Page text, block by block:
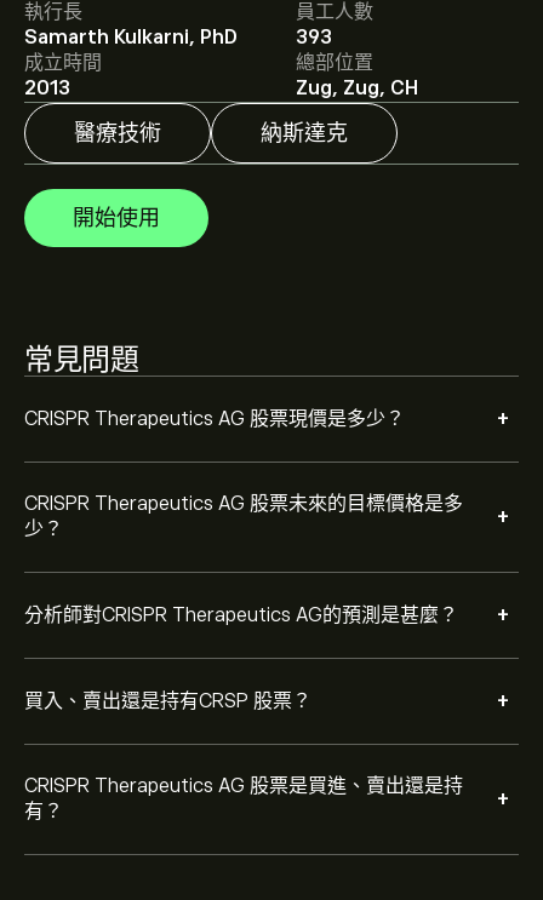
執行長
Samarth Kulkarni, PhD
員工人數
393
成立時間
2013
總部位置
Zug, Zug, CH
醫療技術 納斯達克
開始使用
常見問題
CRISPR Therapeutics AG 股票現價是多少？ +
CRISPR Therapeutics AG 股票未來的目標價格是多
少？
+
CRISPR Therapeutics AG 的平均目標價為 ‎$‎53.52。
eToro 以取得詳細的分析師預測及目標價格。
分析師對CRISPR Therapeutics AG的預測是甚麼？ +
分析師根據市場趨勢、財務報告和預期增長對CRISPR
Therapeutics AG的預測。查看最新預測以了解未來價格
走勢。
買入、賣出還是持有CRSP 股票？ +
CRISPR Therapeutics AG 股票是買進、賣出還是持
有？
+